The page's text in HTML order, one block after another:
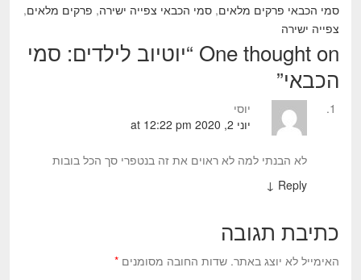
סמי הכבאי פרקים מלאים, סמי הכבאי צפייה ישירה, פרקים מלאים,
צפייה ישירה
One thought on “ יוטיוב לילדים: סמי
הכבאי”
יוסי
יוני 2, 2020 at 12:22 pm
לא הבנתי למה לא ראוים את זה בנטפרי סך הכל בובות
Reply
↓
כתיבת תגובה
האימייל לא יוצג באתר. שדות החובה מסומנים *